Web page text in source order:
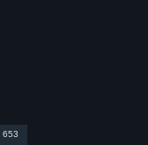
653